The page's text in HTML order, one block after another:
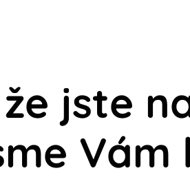
jste
Vám